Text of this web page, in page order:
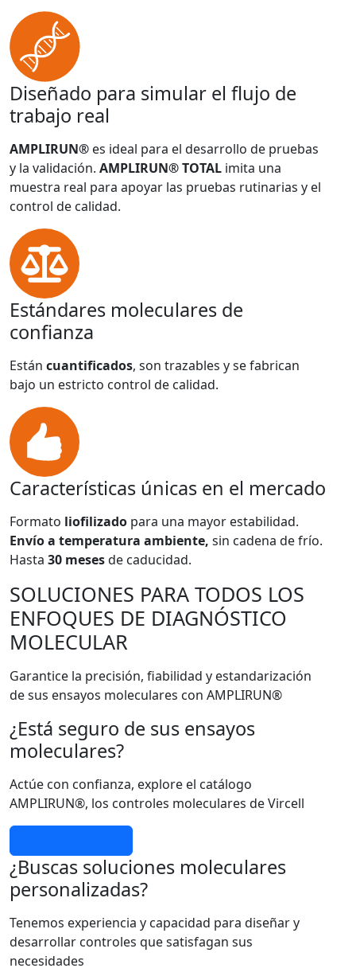
Diseñado para simular el flujo de
trabajo real
AMPLIRUN® es ideal para el desarrollo de pruebas
y la validación. AMPLIRUN® TOTAL imita una
muestra real para apoyar las pruebas rutinarias y el
control de calidad.
Estándares moleculares de
confianza
Están cuantificados, son trazables y se fabrican
bajo un estricto control de calidad.
Características únicas en el mercado
Formato liofilizado para una mayor estabilidad.
Envío a temperatura ambiente, sin cadena de frío.
Hasta 30 mesesde caducidad.
SOLUCIONES PARA TODOS LOS
ENFOQUES DE DIAGNÓSTICO
MOLECULAR
Garantice la precisión, fiabilidad y estandarización
de sus ensayos moleculares con AMPLIRUN®
¿Está seguro de sus ensayos
moleculares?
Actúe con confianza, explore el catálogo
AMPLIRUN®, los controles moleculares de Vircell
¿Buscas soluciones moleculares
personalizadas?
Tenemos experiencia y capacidad para diseñar y
desarrollar controles que satisfagan sus
necesidades